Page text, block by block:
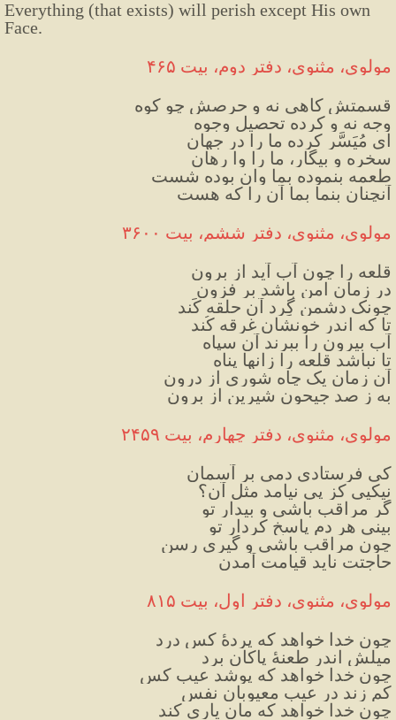
Everything (that exists) will perish except His own
Face.
مولوی، مثنوی، دفتر دوم، بیت ۴۶۵
قسمتش کاهی نه و حرصش چو کوه
وجه نه و کرده تحصیل وجوه
ای مُیَسَّر کرده ما را در جهان
سخره و بیگار، ما را وا رهان
طعمه بنموده بما وان بوده شست
آنچنان بنما بما آن را که هست
مولوی، مثنوی، دفتر ششم، بیت ۳۶۰۰
قلعه را چون آب آید از برون
در زمان امن باشد بر فزون
چونک دشمن گِرد آن حلقه کَند
تا که اندر خونشان غرقه کُند
آب بیرون را ببرند آن سپاه
تا نباشد قلعه را زانها پناه
آن زمان یک چاه شوری از درون
به ز صد جیحون شیرین از برون
مولوی، مثنوی، دفتر چهارم، بیت ۲۴۵۹
کی فرستادی دمی بر آسمان
نیکیی کز پی نیامد مثل آن؟
گر مراقب باشی و بیدار تو
بینی هر دم پاسخ کردار تو
چون مراقب باشی و گیری رسن
حاجتت ناید قیامت آمدن
مولوی، مثنوی، دفتر اول، بیت ۸۱۵
چون خدا خواهد که پردهٔ کس درد
میلش اندر طعنهٔ پاکان برد
چون خدا خواهد که پوشد عیب کس
کم زند در عیب معیوبان نفس
چون خدا خواهد که‌ مان یاری کند